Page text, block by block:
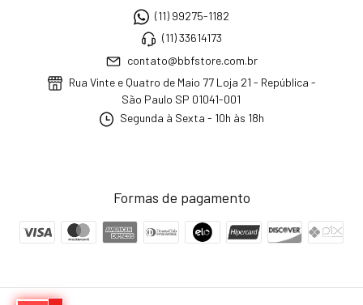
(11) 99275-1182
(11) 33614173
contato@bbfstore.com.br
Rua Vinte e Quatro de Maio 77 Loja 21 - República -
São Paulo SP 01041-001
Segunda à Sexta - 10h às 18h
Formas de pagamento